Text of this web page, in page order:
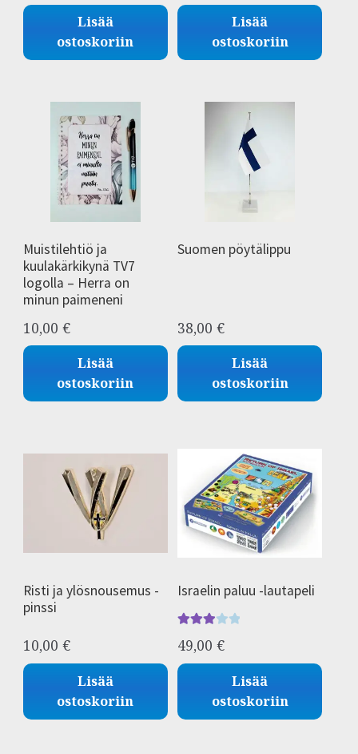
Lisää
ostoskoriin
Lisää
ostoskoriin
Muistilehtiö ja
kuulakärkikynä TV7
logolla – Herra on
minun paimeneni
10,00 €
Lisää
ostoskoriin
Suomen pöytälippu
38,00 €
Lisää
ostoskoriin
Risti ja ylösnousemus -
pinssi
10,00 €
Lisää
ostoskoriin
Israelin paluu -lautapeli
lu
tuottees
49,00 €
Lisää
ostoskoriin